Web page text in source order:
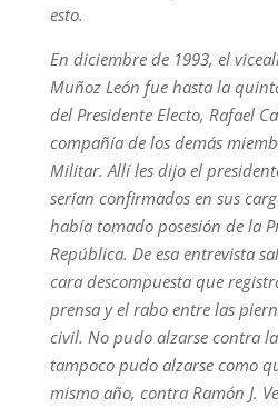
esto.
En diciembre de 1993, el
Muñoz León fue hasta la
del Presidente Electo, Rafael
compañía de los demás
Militar. Allí les dijo el
serían confirmados en sus
había tomado posesión de la
República. De esa entrevista
cara descompuesta que
prensa y el rabo entre las
civil. No pudo alzarse contra
tampoco pudo alzarse como
mismo año, contra Ramón J.